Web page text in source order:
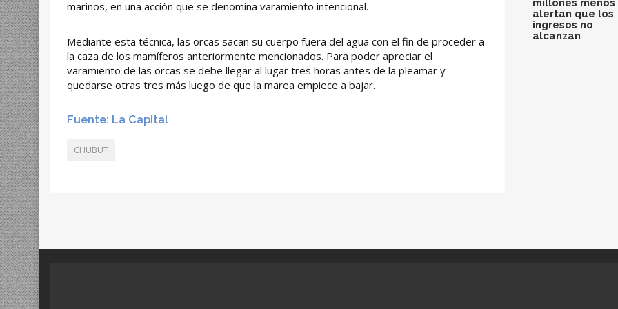
marinos, en una acción que se denomina varamiento intencional.
Mediante esta técnica, las orcas sacan su cuerpo fuera del agua con el fin de proceder a
la caza de los mamíferos anteriormente mencionados. Para poder apreciar el
varamiento de las orcas se debe llegar al lugar tres horas antes de la pleamar y
quedarse otras tres más luego de que la marea empiece a bajar.
Fuente: La Capital
CHUBUT
alertan que los
ingresos no
alcanzan